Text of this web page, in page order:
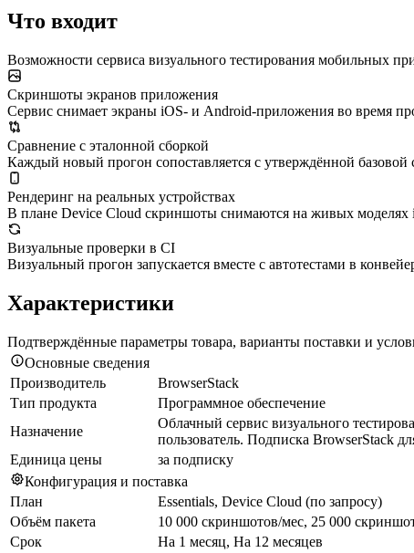
Что входит
Возможности сервиса визуального тестирования мобильных
Скриншоты экранов приложения
Сервис снимает экраны iOS- и Android-приложения во время
Сравнение с эталонной сборкой
Каждый новый прогон сопоставляется с утверждённой
Рендеринг на реальных устройствах
В плане Device Cloud скриншоты снимаются на живых моделях
Визуальные проверки в CI
Визуальный прогон запускается вместе с автотестами в
Характеристики
Подтверждённые параметры товара, варианты поставки и
Основные сведения
Производитель
BrowserStack
Тип продукта
Программное обеспечение
Назначение
Облачный сервис визуального
пользователь. Подписка BrowserStack
Единица цены
за подписку
Конфигурация и поставка
План
Essentials, Device Cloud (по запросу)
Объём пакета
10 000 скриншотов/мес, 25 000
Срок
На 1 месяц, На 12 месяцев